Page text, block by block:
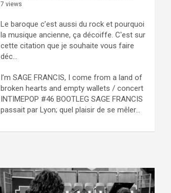
7 views
Le baroque c’est aussi du rock et pourquoi
la musique ancienne, ça décoiffe. C'est sur
cette citation que je souhaite vous faire
déc...
I’m SAGE FRANCIS, I come from a land of
broken hearts and empty wallets / concert
INTIMEPOP #46 BOOTLEG SAGE FRANCIS
passait par Lyon; quel plaisir de se mêler...